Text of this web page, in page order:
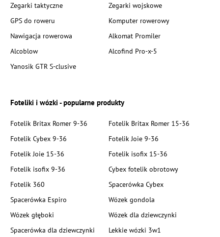
Zegarki taktyczne
Zegarki wojskowe
GPS do roweru
Komputer rowerowy
Nawigacja rowerowa
Alkomat Promiler
Alcoblow
Alcofind Pro-x-5
Yanosik GTR S-clusive
Foteliki i wózki - popularne produkty
Fotelik Britax Romer 9-36
Fotelik Britax Romer 15-36
Fotelik Cybex 9-36
Fotelik Joie 9-36
Fotelik Joie 15-36
Fotelik isofix 15-36
Fotelik isofix 9-36
Cybex fotelik obrotowy
Fotelik 360
Spacerówka Cybex
Spacerówka Espiro
Wózek gondola
Wózek głęboki
Wózek dla dziewczynki
Spacerówka dla dziewczynki
Lekkie wózki 3w1